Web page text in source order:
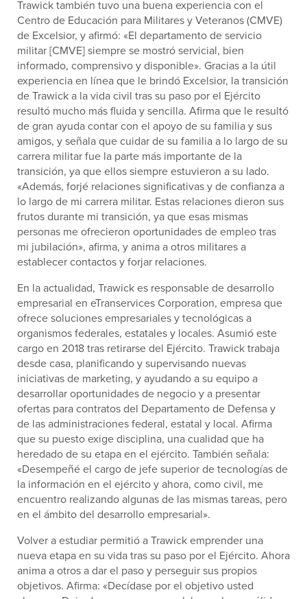
Trawick también tuvo una buena experiencia con el
Centro de Educación para Militares y Veteranos (CMVE)
de Excelsior, y afirmó: «El departamento de servicio
militar [CMVE] siempre se mostró servicial, bien
informado, comprensivo y disponible». Gracias a la útil
experiencia en línea que le brindó Excelsior, la transición
de Trawick a la vida civil tras su paso por el Ejército
resultó mucho más fluida y sencilla. Afirma que le resultó
de gran ayuda contar con el apoyo de su familia y sus
amigos, y señala que cuidar de su familia a lo largo de su
carrera militar fue la parte más importante de la
transición, ya que ellos siempre estuvieron a su lado.
«Además, forjé relaciones significativas y de confianza a
lo largo de mi carrera militar. Estas relaciones dieron sus
frutos durante mi transición, ya que esas mismas
personas me ofrecieron oportunidades de empleo tras
mi jubilación», afirma, y anima a otros militares a
establecer contactos y forjar relaciones.
En la actualidad, Trawick es responsable de desarrollo
empresarial en eTranservices Corporation, empresa que
ofrece soluciones empresariales y tecnológicas a
organismos federales, estatales y locales. Asumió este
cargo en 2018 tras retirarse del Ejército. Trawick trabaja
desde casa, planificando y supervisando nuevas
iniciativas de marketing, y ayudando a su equipo a
desarrollar oportunidades de negocio y a presentar
ofertas para contratos del Departamento de Defensa y
de las administraciones federal, estatal y local. Afirma
que su puesto exige disciplina, una cualidad que ha
heredado de su etapa en el ejército. También señala:
«Desempeñé el cargo de jefe superior de tecnologías de
la información en el ejército y ahora, como civil, me
encuentro realizando algunas de las mismas tareas, pero
en el ámbito del desarrollo empresarial».
Volver a estudiar permitió a Trawick emprender una
nueva etapa en su vida tras su paso por el Ejército. Ahora
anima a otros a dar el paso y perseguir sus propios
objetivos. Afirma: «Decídase por el objetivo usted